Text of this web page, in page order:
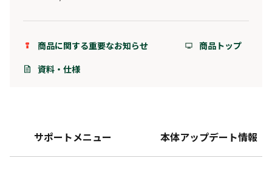
商品に関する重要なお知らせ
商品トップ
資料・仕様
サポートメニュー 本体アップデート情報